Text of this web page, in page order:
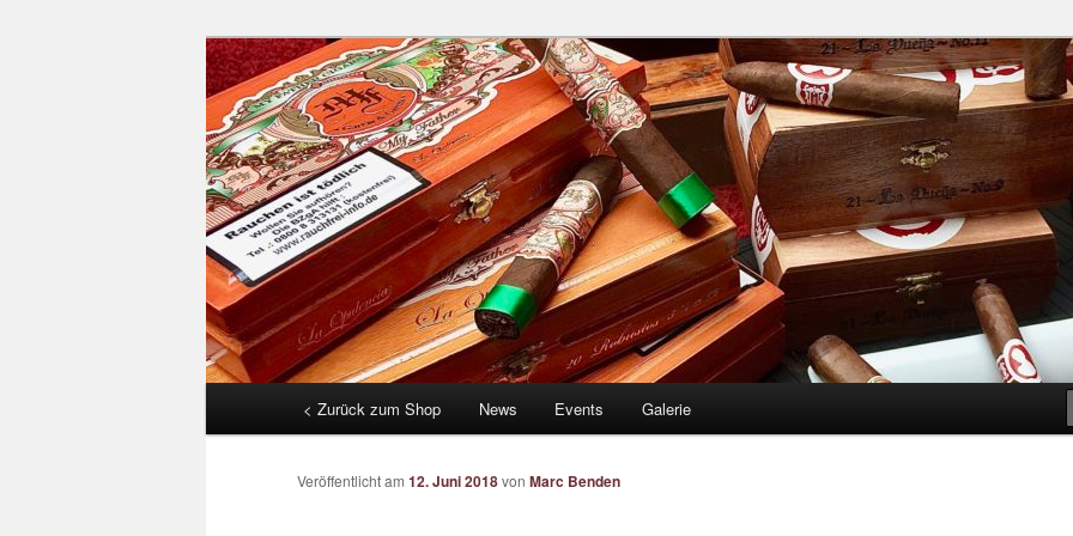
CIGARWORLD Blog
by tabac benden
< Zurück zum Shop News Events Galerie
Veröffentlicht am 12. Juni 2018von Marc Benden